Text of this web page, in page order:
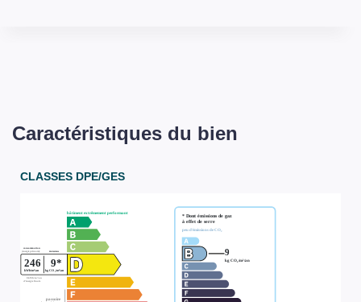
Caractéristiques du bien
CLASSES DPE/GES